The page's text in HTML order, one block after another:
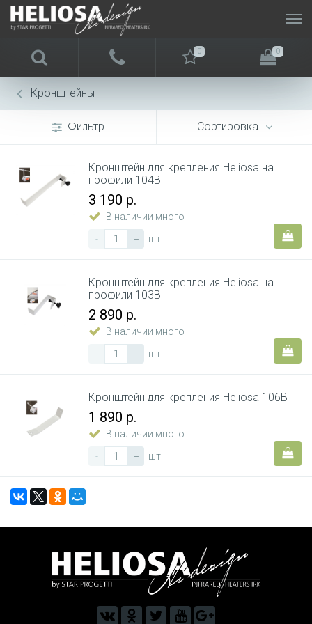
0 0
Кронштейны
Фильтр Сортировка
Кронштейн для крепления Heliosa на
профили 104B
3 190 р.
В наличии много
-
+ шт
Кронштейн для крепления Heliosa на
профили 103B
2 890 р.
В наличии много
-
+ шт
Кронштейн для крепления Heliosa 106B
1 890 р.
В наличии много
-
+ шт